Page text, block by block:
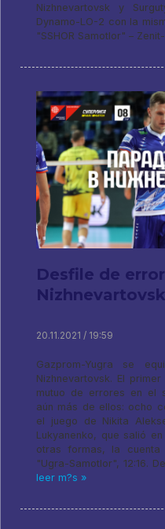
Nizhnevartovsk y
Dynamo-LO-2 con la
"SSHOR Samotlor" –
Desfile de
Nizhnevartovsk
20.11.2021 / 19:59
Gazprom-Yugra se
Nizhnevartovsk. El
mutuo de errores en el
aún más de ellos: ocho
el juego de Nikita
Lukyanenko, que salió
otras formas, la
"Ugra-Samotlor", 12:16.
leer m?s »